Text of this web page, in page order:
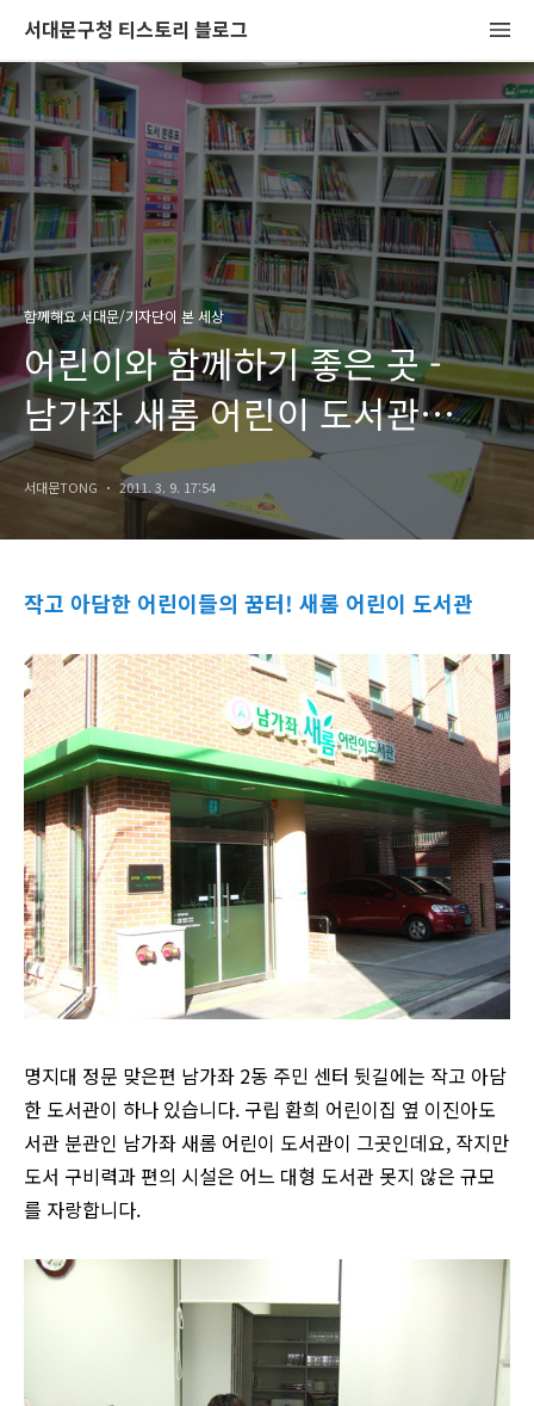
서대문구청 티스토리 블로그
함께해요 서대문/기자단이 본 세상
어린이와 함께하기 좋은 곳 -
남가좌 새롬 어린이 도서관
방문기!
서대문TONG 2011. 3. 9. 17:54
작고 아담한 어린이들의 꿈터! 새롬 어린이 도서관
명지대 정문 맞은편 남가좌 2동 주민 센터 뒷길에는 작고 아담
한 도서관이 하나 있습니다. 구립 환희 어린이집 옆 이진아도
서관 분관인 남가좌 새롬 어린이 도서관이 그곳인데요, 작지만
도서 구비력과 편의 시설은 어느 대형 도서관 못지 않은 규모
를 자랑합니다.